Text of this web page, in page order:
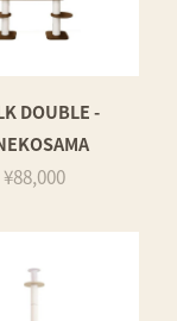
DOUBLE -
¥88,000